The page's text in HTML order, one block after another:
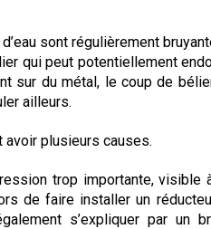
sont régulièrement
qui peut potentiellement
sur du métal, le coup de
ailleurs.
avoir plusieurs causes.
trop importante,
de faire installer un
s’expliquer par